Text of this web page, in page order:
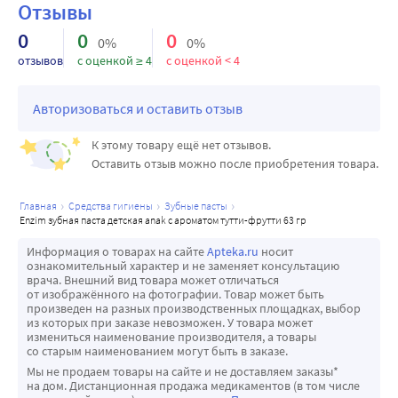
иммунитет полости рта, ксилит и фторид натрия
снижают риск возникновения кариеса
• Ферменты лактопероксидазной системы:
когда расщепляется глюкоза и выделяется активный
осветлению эмали зубов.
-Лактопероксидаза - усиливает способность слюны
-Амилоглюкозидаза - тормозит рост микрофлоры мягких
• Ксилит - защищает зубную эмаль от вредного влияния
кислот, вызывающих ее деминерализацию, нормализует
микрофлору слюны, укрепляет эмаль, останавливает
кариес на ранней стадии.
• Фторид натрия (500 ppm) - оказывает мощное
антибактериальное и восстанавливающее действие.
Активное вещество снижает способность бактерий
Отзывы
0
отзывов
0 0%
с оценкой ≥ 4
0 0%
с оценкой < 4
Авторизоваться и оставить отзыв
К этому товару ещё нет отзывов.
Оставить отзыв можно после приобретения товара.
главная средства гигиены
зубные пасты
enzim зубная паста детская anak с ароматом тутти-фрутти 63 гр
Информация о товарах на сайтеApteka.ru носит
ознакомительный характер и не заменяет консультацию
врача. Внешний вид товара может отличаться
от изображённого на фотографии. Товар может быть
произведен на разных производственных площадках, выбор
из которых при заказе невозможен. У товара может
измениться наименование производителя, а товары
со старым наименованием могут быть в заказе.
Мы не продаем товары на сайте и не доставляем заказы*
на дом. Дистанционная продажа медикаментов (в том числе